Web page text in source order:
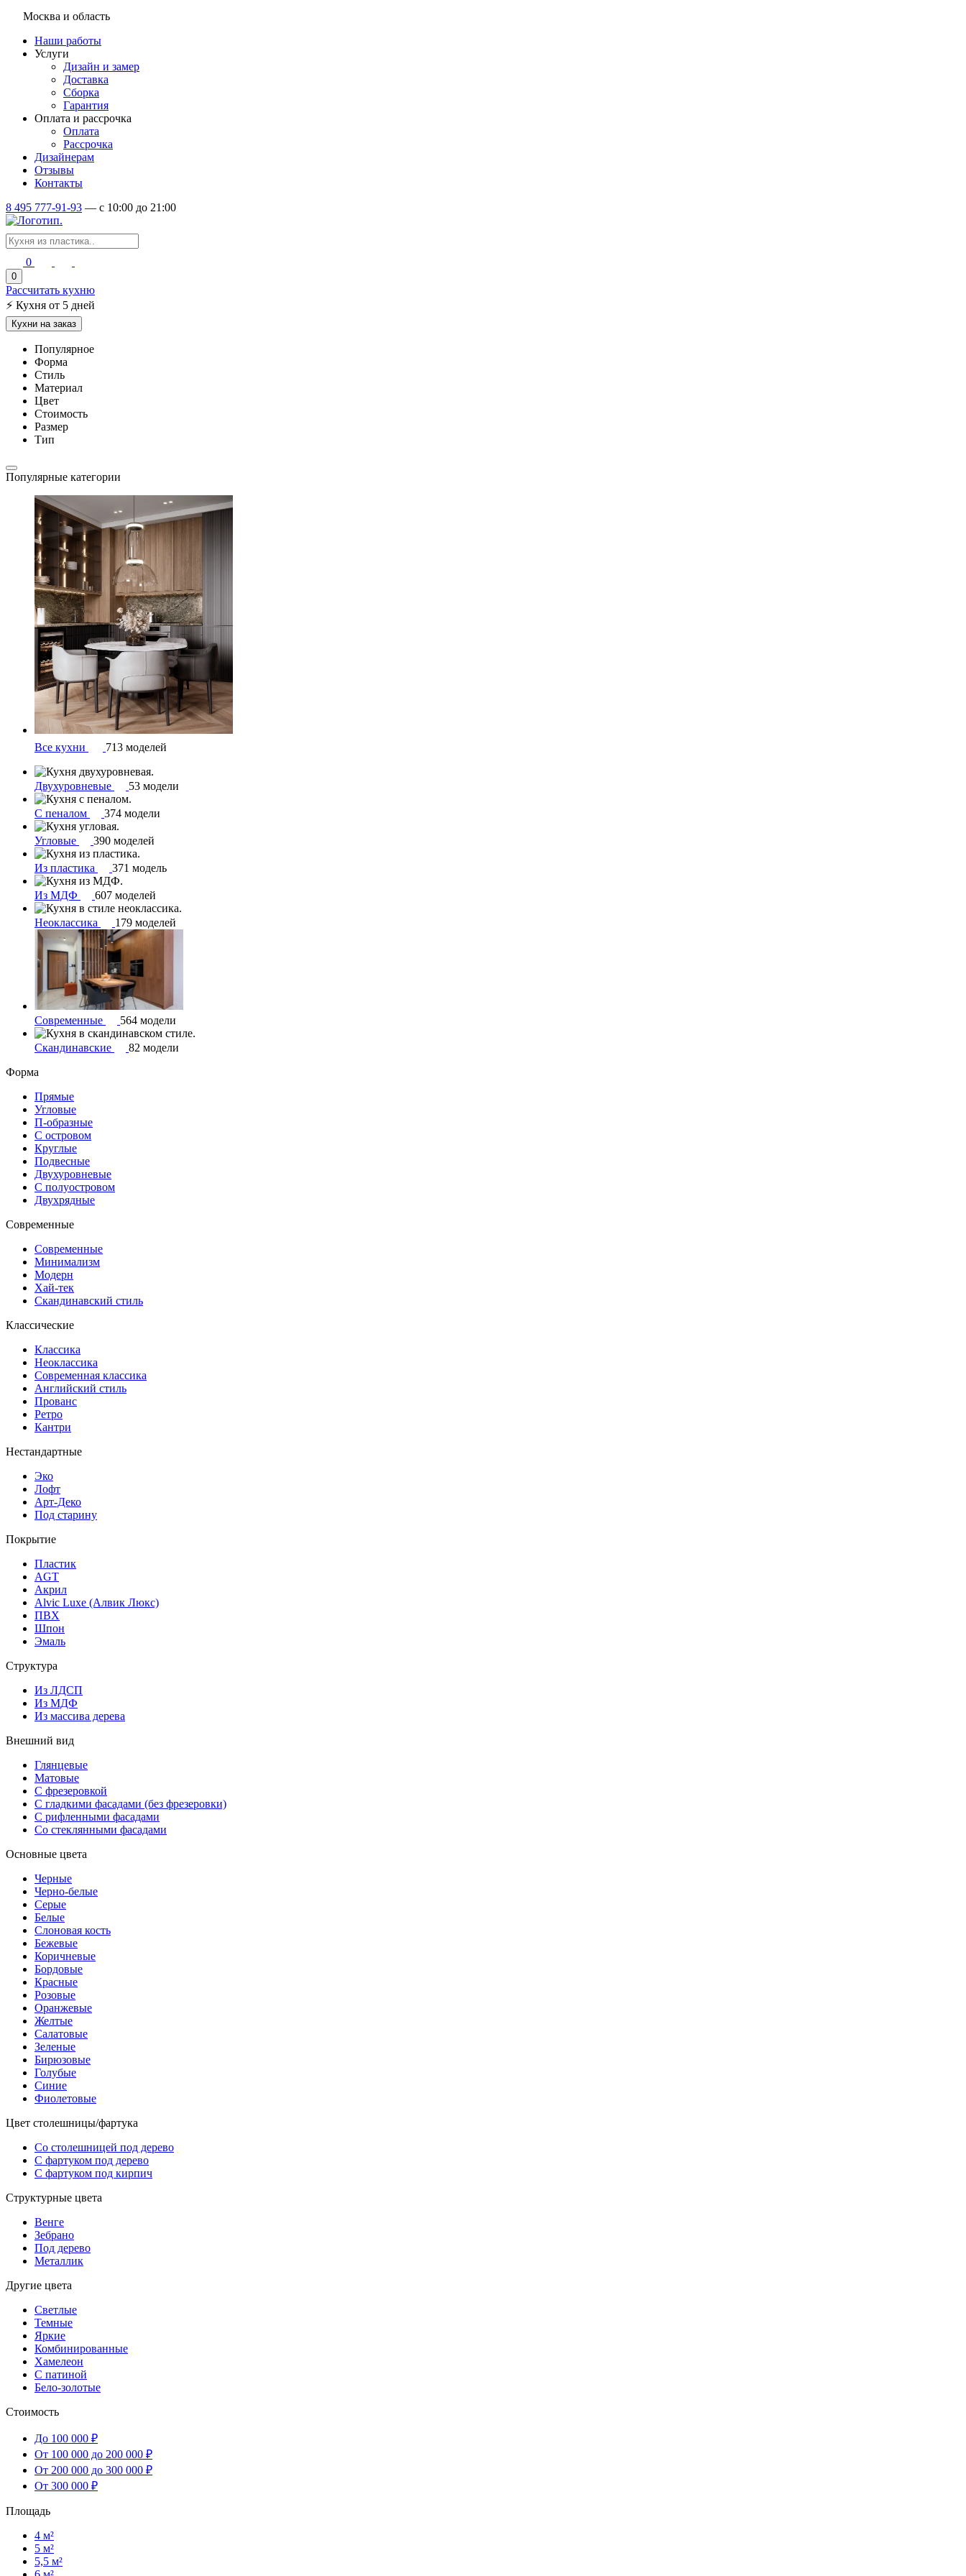
Москва и область
Наши работы
Услуги
Дизайн и замер
Доставка
Сборка
Гарантия
Оплата и рассрочка
Оплата
Рассрочка
Дизайнерам
Отзывы
Контакты
8 495 777-91-93 — c 10:00 до 21:00
0
0
Рассчитать кухню
⚡ Кухня от 5 дней
Кухни на заказ
Популярное
Форма
Стиль
Материал
Цвет
Стоимость
Размер
Тип
Популярные категории
Все кухни 713 моделей
Двухуровневые 53 модели
С пеналом 374 модели
Угловые 390 моделей
Из пластика 371 модель
Из МДФ 607 моделей
Неоклассика 179 моделей
Современные 564 модели
Скандинавские
82 модели
Форма
Прямые
Угловые
П-образные
С островом
Круглые
Подвесные
Двухуровневые
С полуостровом
Двухрядные
Современные
Современные
Минимализм
Модерн
Хай-тек
Скандинавский стиль
Классические
Классика
Неоклассика
Современная классика
Английский стиль
Прованс
Ретро
Кантри
Нестандартные
Эко
Лофт
Арт-Деко
Под старину
Покрытие
Пластик
AGT
Акрил
Alvic Luxe (Алвик Люкс)
ПВХ
Шпон
Эмаль
Структура
Из ЛДСП
Из МДФ
Из массива дерева
Внешний вид
Глянцевые
Матовые
С фрезеровкой
С гладкими фасадами (без фрезеровки)
С рифленными фасадами
Со стеклянными фасадами
Основные цвета
Черные
Черно-белые
Серые
Белые
Слоновая кость
Бежевые
Коричневые
Бордовые
Красные
Розовые
Оранжевые
Желтые
Салатовые
Зеленые
Бирюзовые
Голубые
Синие
Фиолетовые
Цвет столешницы/фартука
Со столешницей под дерево
С фартуком под дерево
С фартуком под кирпич
Структурные цвета
Венге
Зебрано
Под дерево
Металлик
Другие цвета
Светлые
Темные
Яркие
Комбинированные
Хамелеон
С патиной
Бело-золотые
Стоимость
До 100 000 ₽
От 100 000 до 200 000 ₽
От 200 000 до 300 000 ₽
От 300 000 ₽
Площадь
4 м²
5 м²
5,5 м²